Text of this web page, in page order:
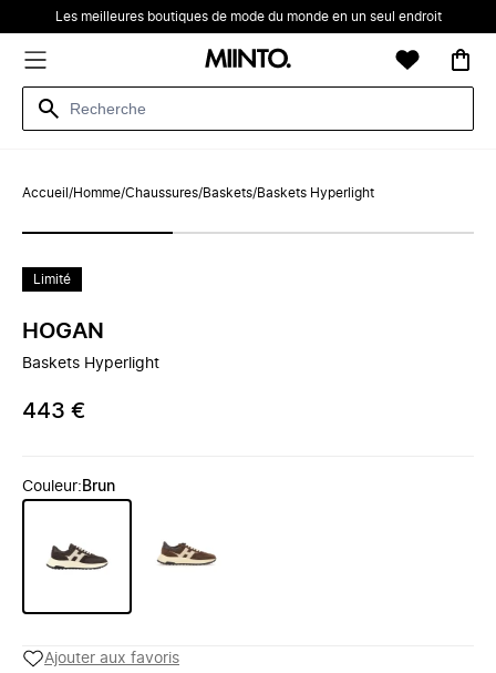
Les meilleures boutiques de mode du monde en un seul endroit
Accueil /Homme/Chaussures/Baskets/Baskets Hyperlight
Limité
HOGAN
Baskets Hyperlight
443 €
Couleur: Brun
Ajouter aux favoris